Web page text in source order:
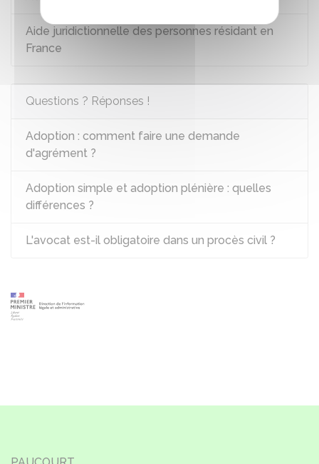
Aide juridictionnelle des personnes résidant en
France
Questions ? Réponses !
Adoption : comment faire une demande
d'agrément ?
Adoption simple et adoption plénière : quelles
différences ?
L'avocat est-il obligatoire dans un procès civil ?